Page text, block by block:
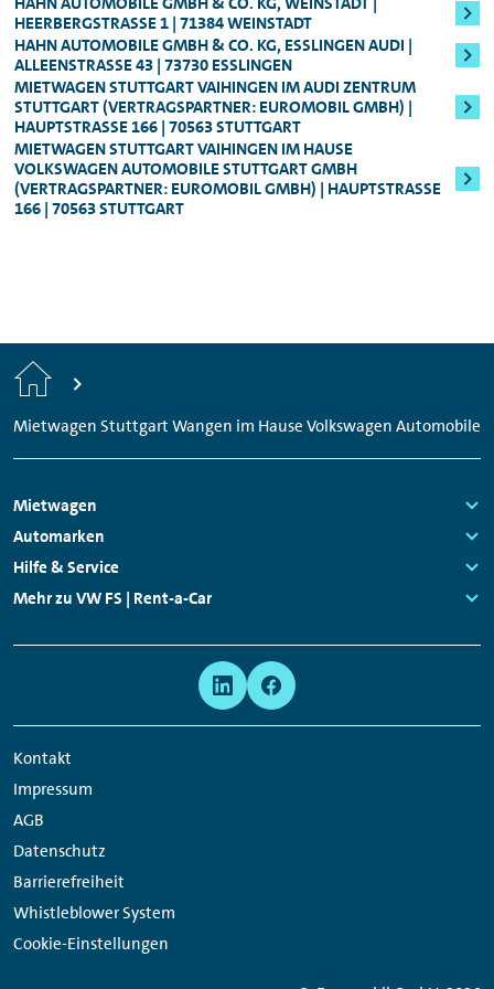
Mindestalter: 25 Jahre, Führerscheinbesitz:
Mind. 3 Jahre:
Für alle Audi S-Modelle, Fahrzeuge der
Oberklasse, sowie für den Audi e-tron
Genauere Informationen zum Mindestalter
können Ihnen jederzeit unsere
zahlen können.
Sicherheitsleistung, die sich nach der
Fahrzeugklasseberechnet (in der Regel
250,00 bzw. 800,00 Euro). Die
Sicherheitsleistung erhalten Sie nach Ende
des Mietzeitraums natürlich umgehend
zurück.
HEERBERGSTRASSE 1 | 71384 WEINSTADT
HAHN AUTOMOBILE GMBH & CO. KG, ESSLINGEN AUDI |
ALLEENSTRASSE 43 | 73730 ESSLINGEN
MIETWAGEN STUTTGART VAIHINGEN IM AUDI ZENTRUM
STUTTGART (VERTRAGSPARTNER: EUROMOBIL GMBH) |
HAUPTSTRASSE 166 | 70563 STUTTGART
MIETWAGEN STUTTGART VAIHINGEN IM HAUSE
VOLKSWAGEN AUTOMOBILE STUTTGART GMBH
(VERTRAGSPARTNER: EUROMOBIL GMBH) | HAUPTSTRASSE 1
66 | 70563 STUTTGART
Start
Mietwagen Stuttgart Wangen im Hause Volkswagen Automobile
Footer
Navigation
Mietwagen
Links:
Automarken
Links:
Hilfe & Service
Links:
Mehr zu VW FS | Rent-a-Car
Kontakt
Impressum
AGB
Datenschutz
Barrierefreiheit
Whistleblower System
Cookie-Einstellungen
Network
Links